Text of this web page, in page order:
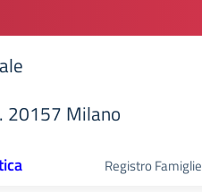
20157 Milano
Registro Famiglie